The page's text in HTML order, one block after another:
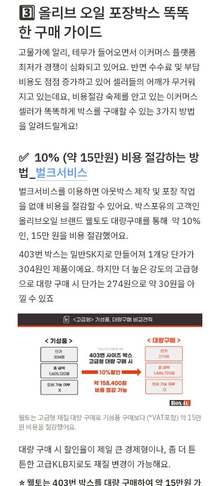
3️⃣ 올리브 오일 포장박스 똑똑
한 구매 가이드
고물가에 알리, 테무가 들어오면서 이커머스 플랫폼
최저가 경쟁이 심화되고 있어요. 반면 수수료 및 부담
비용도 점점 증가하고 있어 셀러들의 어깨가 무거워
지고 있는데요, 비용절감 숙제를 안고 있는 이커머스
셀러가 똑똑하게 박스를 구매할 수 있는 3가지 방법
을 알려드릴게요!
✅ 10% (약 15만원) 비용 절감하는 방
법_ 벌크서비스
벌크서비스를 이용하면 아웃박스 제작 및 포장 작업
을 없애 비용을 절감할 수 있어요. 박스포유의 고객인
올리브오일 브랜드 웰토도 대량구매를 통해  약 10%
인, 15만 원을 비용 절감했어요.
403번 박스는 일반SK지로 만들어져 1개당 단가가
304원인 제품이에요. 하지만 더 높은 강도의 고급형
으로 대량 구매 시 단가는 274원으로 약 30원을 아
낄 수 있죠
웰토는 고급형 재질 대량 구매로 기성품 구매보다 (*VAT포함) 약 15만
원 비용을 절감했어요.
대량 구매 시 할인율이 제일 큰 경제형이나, 좀 더 튼
튼한 고급KLB지로도 재질 변경이 가능해요.
⭐ 웰토는 403번 박스를 대량 구매하여 약 15만원 가